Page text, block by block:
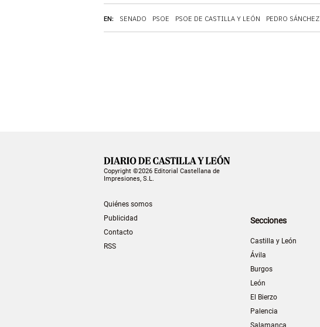
EN: SENADO PSOE PSOE DE CASTILLA Y LEÓN PEDRO SÁNCHEZ
Copyright ©2026 Editorial Castellana de
Impresiones, S.L.
Quiénes somos
Publicidad
Contacto
RSS
Secciones
Castilla y León
Ávila
Burgos
León
El Bierzo
Palencia
Salamanca